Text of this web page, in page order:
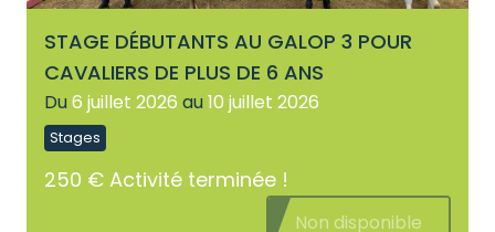
STAGE DÉBUTANTS AU GALOP 3 POUR
CAVALIERS DE PLUS DE 6 ANS
Du 6 juillet 2026 au 10 juillet 2026
Stages
250 € Activité terminée !
Non disponible